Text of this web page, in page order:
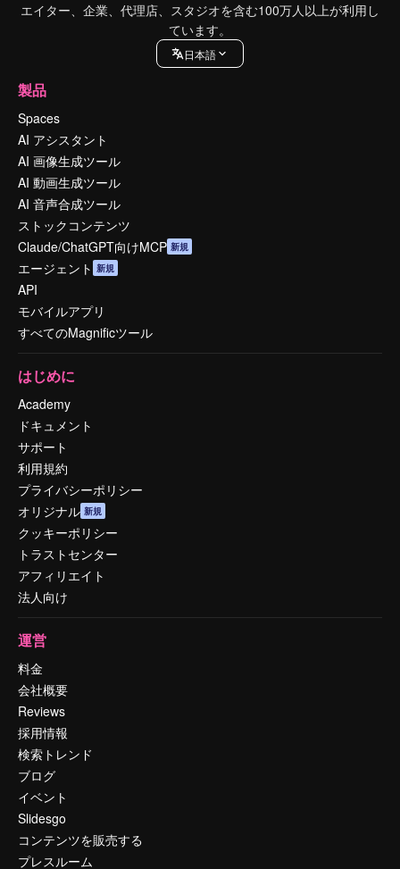
エイター、企業、代理店、スタジオを含む100万人以上が利用し
ています。
日本語
製品
Spaces
AI アシスタント
AI 画像生成ツール
AI 動画生成ツール
AI 音声合成ツール
ストックコンテンツ
Claude/ChatGPT向けMCP 新規
エージェント 新規
API
モバイルアプリ
すべてのMagnificツール
はじめに
Academy
ドキュメント
サポート
利用規約
プライバシーポリシー
オリジナル 新規
クッキーポリシー
トラストセンター
アフィリエイト
法人向け
運営
料金
会社概要
Reviews
採用情報
検索トレンド
ブログ
イベント
Slidesgo
コンテンツを販売する
プレスルーム